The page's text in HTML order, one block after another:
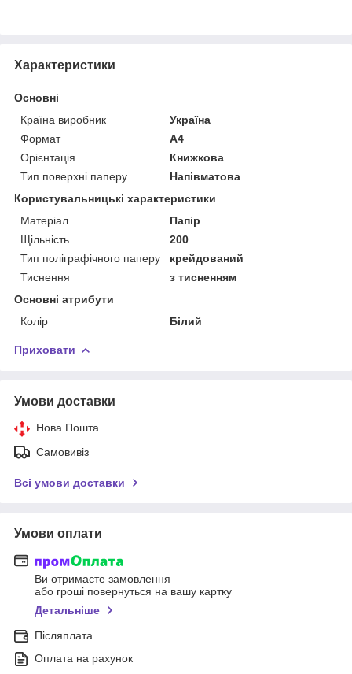
Характеристики
Основні
Країна виробник
Україна
Формат
A4
Орієнтація
Книжкова
Тип поверхні паперу
Напівматова
Користувальницькі характеристики
Матеріал
Папір
Щільність
200
Тип поліграфічного паперу
крейдований
Тиснення
з тисненням
Основні атрибути
Колір
Білий
Приховати
Умови доставки
Нова Пошта
Самовивіз
Всі умови доставки
Умови оплати
Ви отримаєте замовлення
або гроші повернуться на вашу картку
Детальніше
Післяплата
Оплата на рахунок